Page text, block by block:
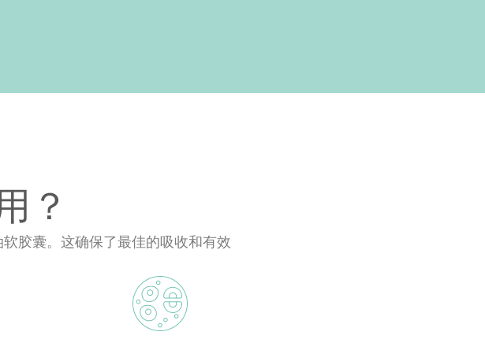
？
胶囊。这确保了最佳的吸收和有效